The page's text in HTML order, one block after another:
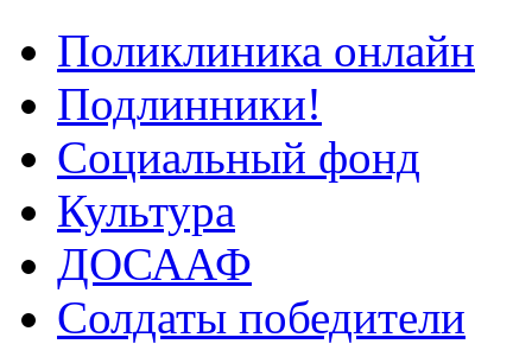
Поликлиника онлайн
Подлинники!
Социальный фонд
Культура
ДОСААФ
Солдаты победители